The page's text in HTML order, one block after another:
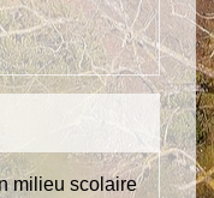
milieu scolaire